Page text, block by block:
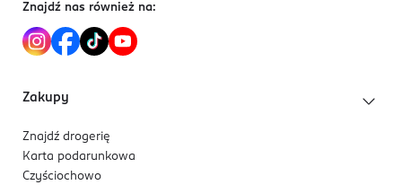
Znajdź nas również na:
Zakupy
Znajdź drogerię
Karta podarunkowa
Czyściochowo